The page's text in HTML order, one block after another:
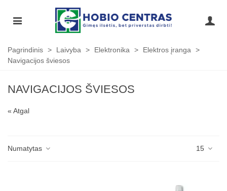
Pagrindinis > Laivyba > Elektronika > Elektros įranga
>
Navigacijos šviesos
NAVIGACIJOS ŠVIESOS
« Atgal
Numatytas 15